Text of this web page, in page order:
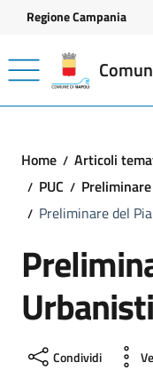
Vai ai contenuti
Vai al footer
Regione Campania
Home Articoli
PUC
Preliminare del
Condividi